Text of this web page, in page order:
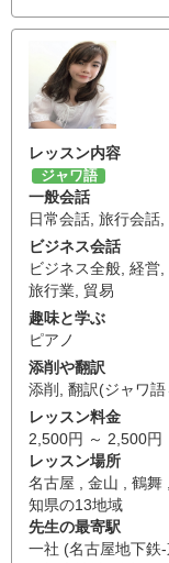
レッスン内容
ジャワ語
一般会話
日常会話 旅行会話
ビジネス会話
ビジネス全般 経営
旅行業 貿易
趣味と学ぶ
ピアノ
添削や翻訳
添削
翻訳(ジャワ
レッスン料金
2,500円 ～ 2,500円
レッスン場所
名古屋 , 金山 , 鶴
知県の13地域
先生の最寄駅
一社 (名古屋地下